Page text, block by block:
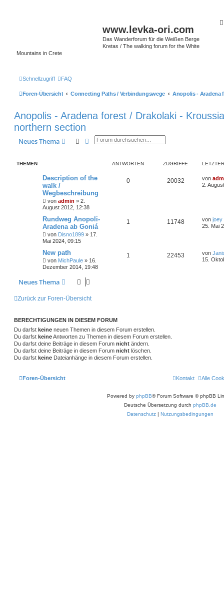
www.levka-ori.com
Das Wanderforum für die Weißen Berge
Kretas / The walking forum for the White
Mountains in Crete
Schnellzugriff FAQ
Foren-Übersicht Connecting Paths / Verbindungswege
Anopolis - Aradena forest / Drakolaki -
northern section
Neues Thema SucheErweiterte Suche
THEMEN ANTWORTEN ZUGRIFFE
Description of the
walk /
Wegbeschreibung
von admin » 2.
August 2012, 12:38
0 20032 von
2.
Rundweg Anopoli-
Aradena ab Goniá
von Disno1899 » 17.
Mai 2024, 09:15
1 11748 von joey
25. Mai
New path
von MichPaule » 16.
Dezember 2014, 19:48
1 22453 von
15.
Neues Thema
Zurück zur Foren-Übersicht
BERECHTIGUNGEN IN DIESEM FORUM
Du darfst keine neuen Themen in diesem Forum erstellen.
Du darfst keineAntworten zu Themen in diesem Forum erstellen.
Du darfst deine Beiträge in diesem Forum nicht ändern.
Du darfst deine Beiträge in diesem Forum nicht löschen.
Du darfst keine Dateianhänge in diesem Forum erstellen.
Foren-Übersicht Alle
Kontakt
Powered by phpBB® Forum Software © phpBB
Deutsche Übersetzung durch phpBB.de
Datenschutz | Nutzungsbedingungen